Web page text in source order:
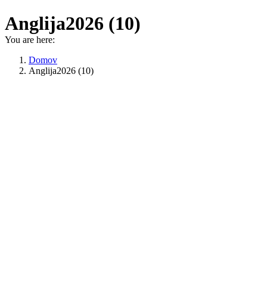
Anglija2026 (10)
You are here:
Domov
Anglija2026 (10)